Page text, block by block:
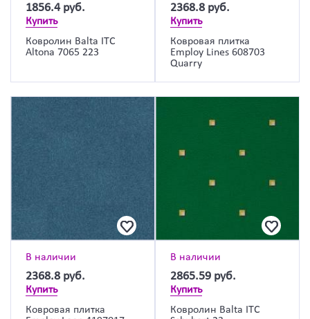
1856.4 руб.
Купить
Ковролин Balta ITC
Altona 7065 223
2368.8 руб.
Купить
Ковровая плитка
Employ Lines 608703
Quarry
В наличии
2368.8 руб.
Купить
Ковровая плитка
В наличии
2865.59 руб.
Купить
Ковролин Balta ITC